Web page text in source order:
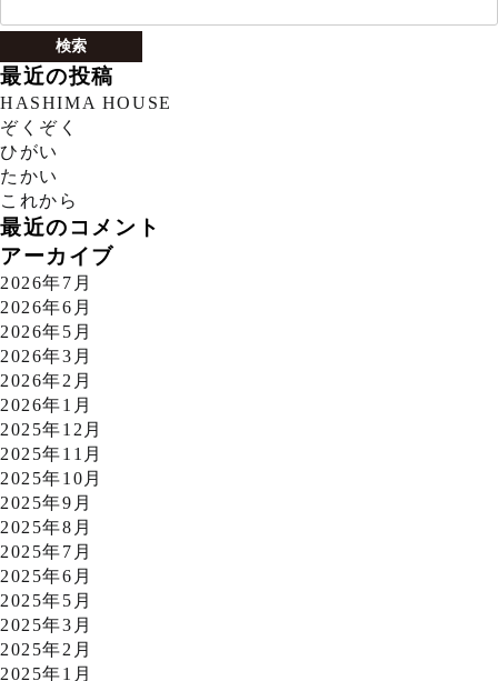
最近の投稿
HASHIMA HOUSE
ぞくぞく
ひがい
たかい
これから
最近のコメント
アーカイブ
2026年7月
2026年6月
2026年5月
2026年3月
2026年2月
2026年1月
2025年12月
2025年11月
2025年10月
2025年9月
2025年8月
2025年7月
2025年6月
2025年5月
2025年3月
2025年2月
2025年1月